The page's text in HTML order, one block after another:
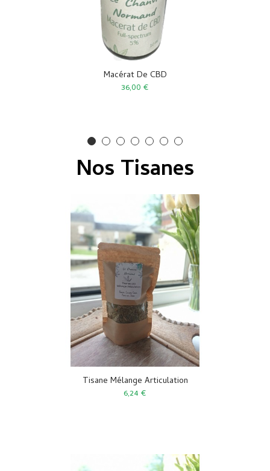
Macérat De CBD
36,00 €
Nos Tisanes
Tisane Mélange Articulation
6,24 €